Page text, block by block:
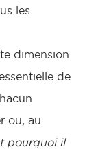
les
dimension
de
ou, au
pourquoi il